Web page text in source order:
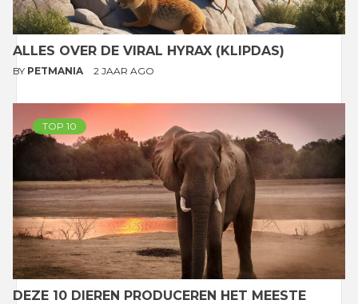
ALLES OVER DE VIRAL HYRAX (KLIPDAS)
BY PETMANIA 2 JAAR AGO
TOP 10
DEZE 10 DIEREN PRODUCEREN HET MEESTE